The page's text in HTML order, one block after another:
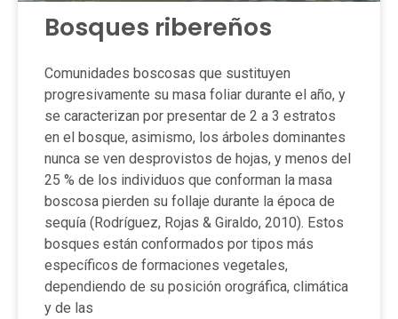
Bosques ribereños
Comunidades boscosas que sustituyen
progresivamente su masa foliar durante el año, y
se caracterizan por presentar de 2 a 3 estratos
en el bosque, asimismo, los árboles dominantes
nunca se ven desprovistos de hojas, y menos del
25 % de los individuos que conforman la masa
boscosa pierden su follaje durante la época de
sequía (Rodríguez, Rojas & Giraldo, 2010). Estos
bosques están conformados por tipos más
específicos de formaciones vegetales,
dependiendo de su posición orográfica, climática
y de las